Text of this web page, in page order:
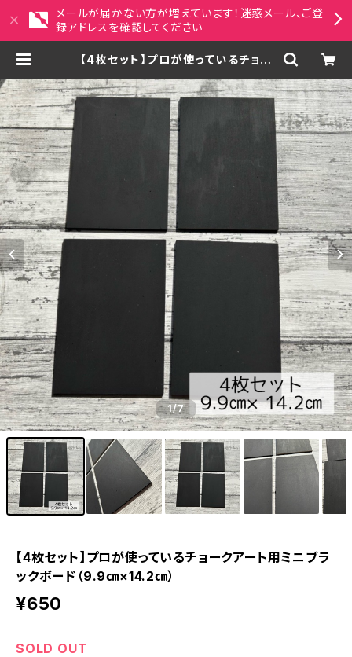
メールが届かない方が増えています！迷惑メール、ご登
録アドレスを確認してください
【4枚セット】プロが使っているチョー
㎝×14.2㎝） | MAYACRAFT ペット
似顔絵・アジアンアート雑貨セレクト
ショップ
1/7
【4枚セット】プロが使っているチョークアート用ミニブラ
ックボード（9.9㎝×14.2㎝）
¥650
SOLD OUT